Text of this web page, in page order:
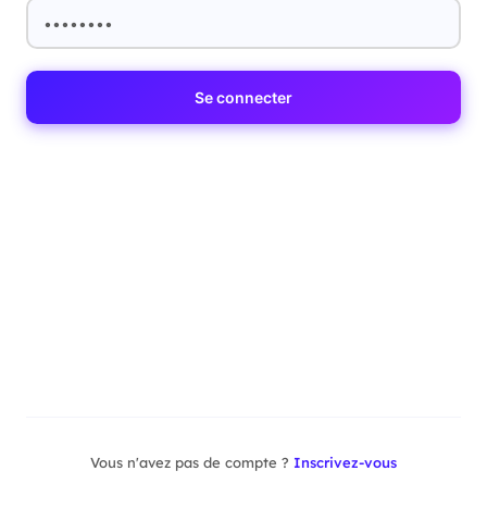
Se connecter
Vous n'avez pas de compte ? Inscrivez-vous